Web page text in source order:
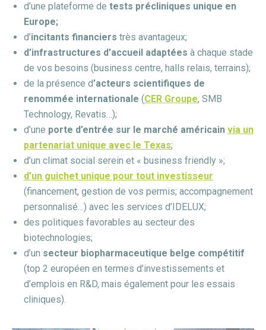
d’une plateforme de tests précliniques unique en
Europe;
d’incitants financiers très avantageux;
d’infrastructures d’accueil adaptées à chaque stade
de vos besoins (business centre, halls relais, terrains);
de la présence d’acteurs scientifiques de
renommée internationale (CER Groupe, SMB
Technology, Revatis…);
d’une porte d’entrée sur le marché américain via un
partenariat unique avec le Texas;
d’un climat social serein et « business friendly »;
d’un guichet unique pour tout investisseur
(financement, gestion de vos permis; accompagnement
personnalisé…) avec les services d’IDELUX;
des politiques favorables au secteur des
biotechnologies;
d’un secteur biopharmaceutique belge compétitif
(top 2 européen en termes d’investissements et
d’emplois en R&D, mais également pour les essais
cliniques).